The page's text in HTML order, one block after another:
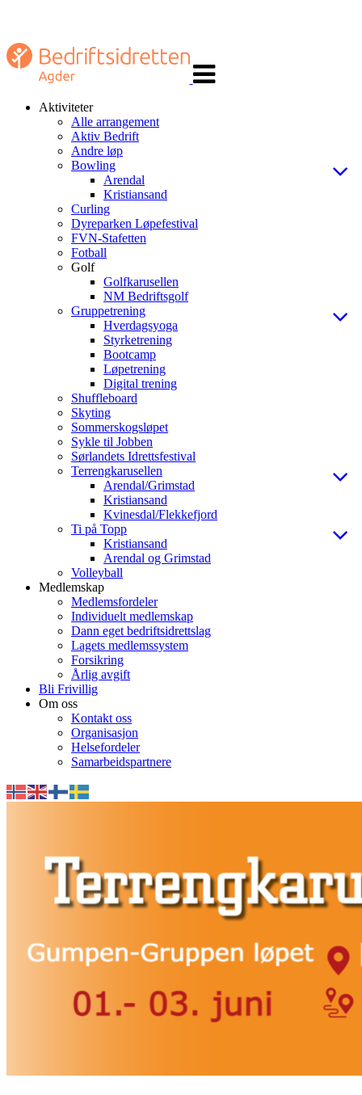
navigasjon
Aktiviteter
Alle arrangement
Aktiv Bedrift
Andre løp
Bowling
Arendal
Kristiansand
Curling
Dyreparken Løpefestival
FVN-Stafetten
Fotball
Golf
Golfkarusellen
NM Bedriftsgolf
Gruppetrening
Hverdagsyoga
Styrketrening
Bootcamp
Løpetrening
Digital trening
Shuffleboard
Skyting
Sommerskogsløpet
Sykle til Jobben
Sørlandets Idrettsfestival
Terrengkarusellen
Arendal/Grimstad
Kristiansand
Kvinesdal/Flekkefjord
Ti på Topp
Kristiansand
Arendal og Grimstad
Volleyball
Medlemskap
Medlemsfordeler
Individuelt medlemskap
Dann eget bedriftsidrettslag
Lagets medlemssystem
Forsikring
Årlig avgift
Bli Frivillig
Om oss
Kontakt oss
Organisasjon
Helsefordeler
Samarbeidspartnere